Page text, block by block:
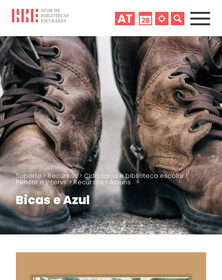
Suporte>Recursos> Cidadania e biblioteca escolar |
Pensar e Intervir>Recursos > Álbuns
Bicas e Azul